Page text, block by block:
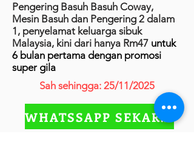
Pengering Basuh Basuh Coway,
Mesin Basuh dan Pengering 2 dalam
1, penyelamat keluarga sibuk
Malaysia, kini dari hanya Rm47 untuk
6 bulan pertama dengan promosi
super gila
Sah sehingga: 25/11/2025
WHATSSAPP SEKARANG